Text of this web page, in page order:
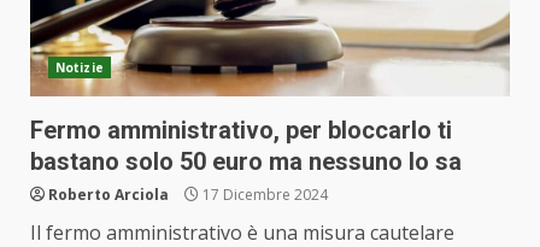
Notizie
Fermo amministrativo, per bloccarlo ti
bastano solo 50 euro ma nessuno lo sa
Roberto Arciola 17 Dicembre 2024
Il fermo amministrativo è una misura cautelare